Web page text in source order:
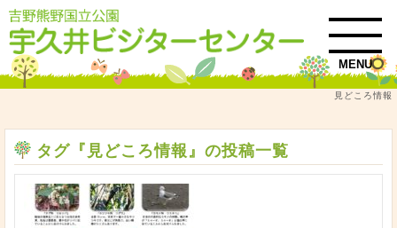
MENU
見どころ情報
タグ『見どころ情報』の投稿一覧